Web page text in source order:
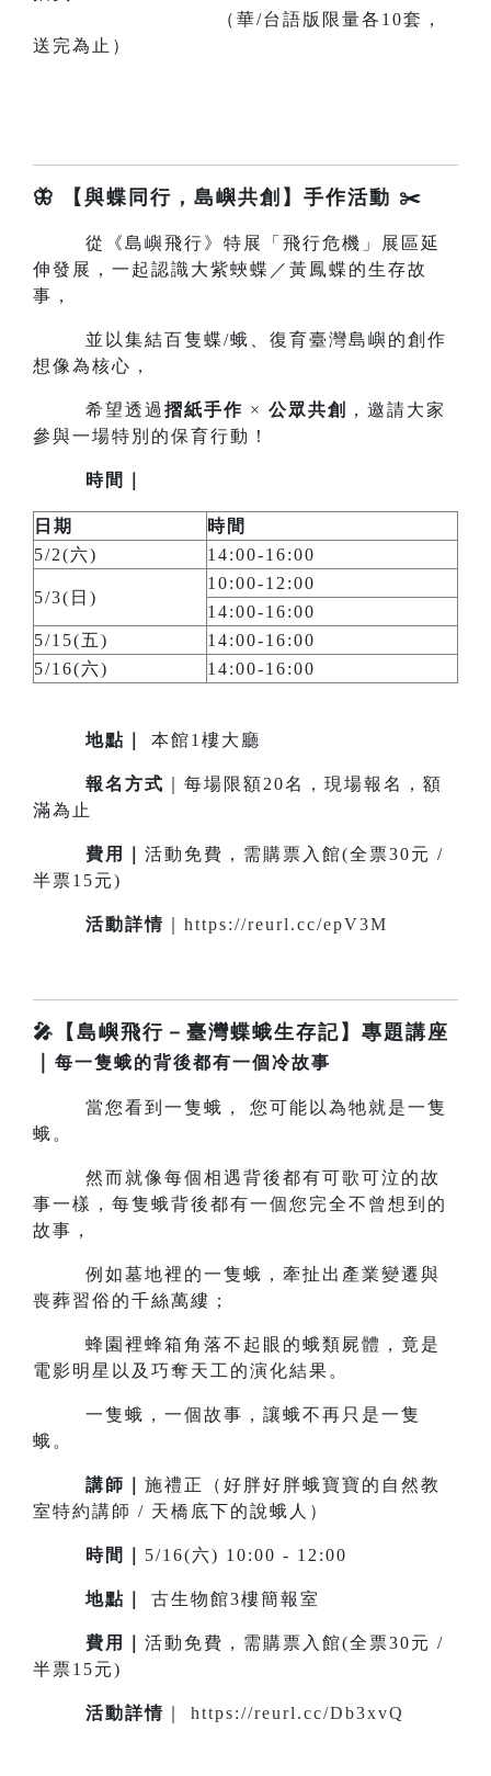
（華/台語版限量各10套，
送完為止）
🦋 【與蝶同行，島嶼共創】手作活動 ✂️
從《島嶼飛行》特展「飛行危機」展區延
伸發展，一起認識大紫蛺蝶／黃鳳蝶的生存故
事，
並以集結百隻蝶/蛾、復育臺灣島嶼的創作
想像為核心，
希望透過 摺紙手作 × 公眾共創
，邀請大家
參與一場特別的保育行動！
時間｜
日期
時間
5/2(六)
14:00-16:00
5/3(日)
10:00-12:00
14:00-16:00
5/15(五)
14:00-16:00
5/16(六)
14:00-16:00
地點 本館1樓大廳
報名方式
｜每場限額20名，現場報名，額
滿為止
費用｜ 活動免費，需購票入館(全票30元 /
半票15元)
活動詳情 https://reurl.cc/epV3M
🎤【島嶼飛行－臺灣蝶蛾生存記】專題講座
每一隻蛾的背後都有一個冷故事
當您看到一隻蛾， 您可能以為牠就是一隻
蛾。
然而就像每個相遇背後都有可歌可泣的故
事一樣，每隻蛾背後都有一個您完全不曾想到的
故事，
例如墓地裡的一隻蛾，牽扯出產業變遷與
喪葬習俗的千絲萬縷；
蜂園裡蜂箱角落不起眼的蛾類屍體，竟是
電影明星以及巧奪天工的演化結果。
一隻蛾，一個故事，讓蛾不再只是一隻
蛾。
講師｜ 施禮正（好胖好胖蛾寶寶的自然教
室特約講師 / 天橋底下的說蛾人）
時間｜ 5/16(六) 10:00 - 12:00
地點｜ 古生物館3樓簡報室
費用｜ 活動免費，需購票入館(全票30元 /
半票15元)
活動詳情 https://reurl.cc/Db3xvQ